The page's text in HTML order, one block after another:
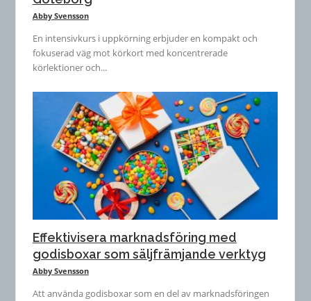
Abby Svensson
En intensivkurs i uppkörning erbjuder en kompakt och
fokuserad väg mot körkort med koncentrerade
körlektioner och...
Effektivisera marknadsföring med
godisboxar som säljfrämjande verktyg
Abby Svensson
Att använda godisboxar som en del av marknadsföringen